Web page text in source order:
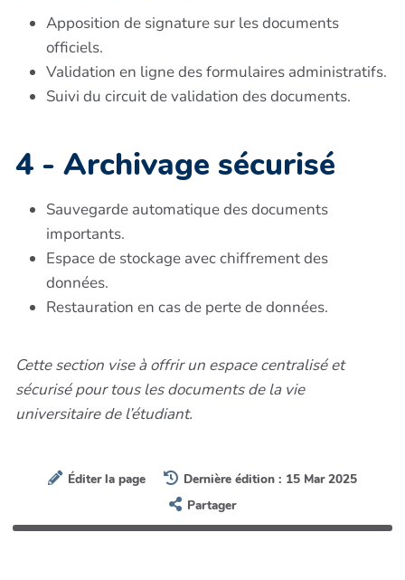
Apposition de signature sur les documents
officiels.
Validation en ligne des formulaires administratifs.
Suivi du circuit de validation des documents.
4 - Archivage sécurisé
Sauvegarde automatique des documents
importants.
Espace de stockage avec chiffrement des
données.
Restauration en cas de perte de données.
Cette section vise à offrir un espace centralisé et
sécurisé pour tous les documents de la vie
universitaire de l’étudiant.
Éditer la page
Dernière édition : 15 Mar 2025
Partager